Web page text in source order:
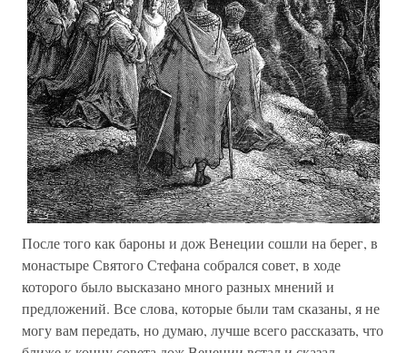
После того как бароны и дож Венеции сошли на берег, в
монастыре Святого Стефана собрался совет, в ходе
которого было высказано много разных мнений и
предложений. Все слова, которые были там сказаны, я не
могу вам передать, но думаю, лучше всего рассказать, что